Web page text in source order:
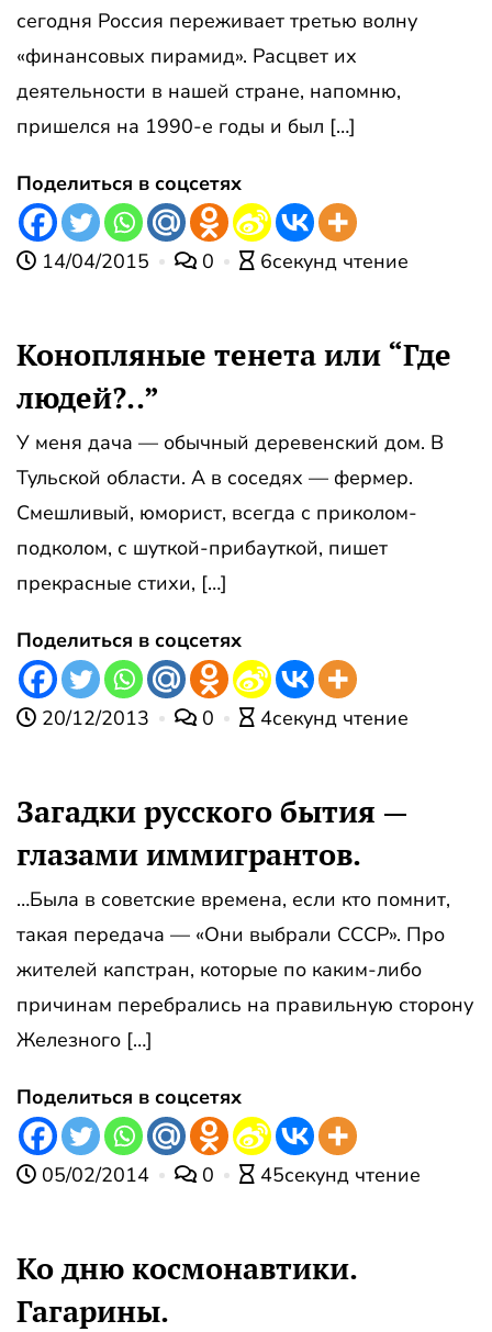
сегодня Россия переживает третью волну
«финансовых пирамид». Расцвет их
деятельности в нашей стране, напомню,
пришелся на 1990-е годы и был […]
Поделиться в соцсетях
14/04/2015 0 6секунд чтение
Конопляные тенета или “Где
людей?..”
У меня дача — обычный деревенский дом. В
Тульской области. А в соседях — фермер.
Смешливый, юморист, всегда с приколом-
подколом, с шуткой-прибауткой, пишет
прекрасные стихи, […]
Поделиться в соцсетях
20/12/2013 0 4секунд чтение
Загадки русского бытия —
глазами иммигрантов.
…Была в советские времена, если кто помнит,
такая передача — «Они выбрали СССР». Про
жителей капстран, которые по каким-либо
причинам перебрались на правильную сторону
Железного […]
Поделиться в соцсетях
05/02/2014 0 45секунд чтение
Ко дню космонавтики.
Гагарины.